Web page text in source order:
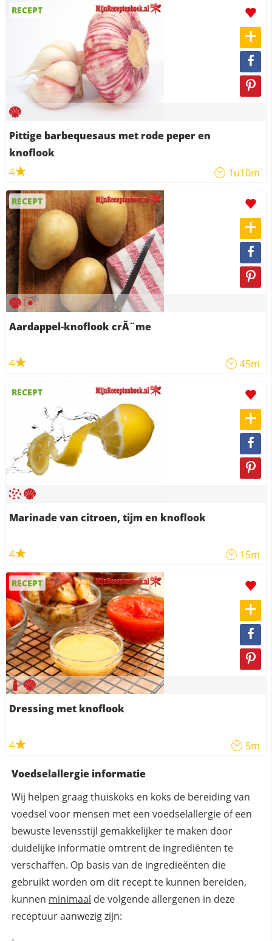
RECEPT
Pittige barbequesaus met rode peper en
knoflook
4
1u10m
RECEPT
Aardappel-knoflook crÃ¨me
4 45m
RECEPT
Marinade van citroen, tijm en knoflook
4 15m
RECEPT
Dressing met knoflook
4 5m
Voedselallergie informatie
Wij helpen graag thuiskoks en koks de bereiding van
voedsel voor mensen met een voedselallergie of een
bewuste levensstijl gemakkelijker te maken door
duidelijke informatie omtrent de ingrediënten te
verschaffen. Op basis van de ingredieënten die
gebruikt worden om dit recept te kunnen bereiden,
kunnen minimaal de volgende allergenen in deze
receptuur aanwezig zijn: